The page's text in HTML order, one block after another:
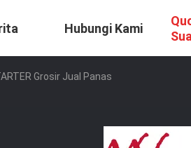
Hubungi Kami
Grosir Jual Panas